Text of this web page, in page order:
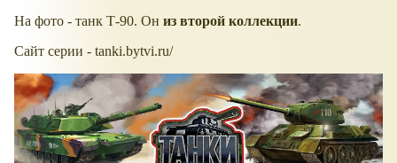
На фото - танк Т-90. Он из второй коллекции.
Сайт серии - tanki.bytvi.ru/